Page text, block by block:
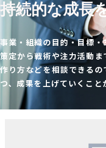
持続的な成長
事業・組織の目的・目標
策定から戦術や注力活動ま
作り方などを相談できる
つ、成果を上げていくこと